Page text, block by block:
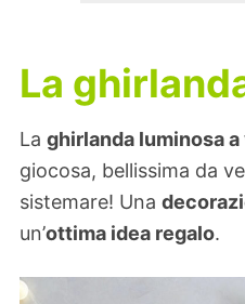
La
La ghirlanda luminosa
giocosa, bellissima da
sistemare! Una
un’ottima idea regalo.